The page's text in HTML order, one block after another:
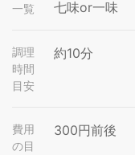
一覧
七味or一味
調理
時間
目安
約10分
費用
の目
300円前後